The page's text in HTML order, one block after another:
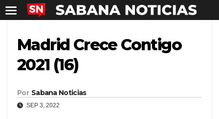
Madrid Crece Contigo
2021 (16)
Por Sabana Noticias
SEP 3, 2022